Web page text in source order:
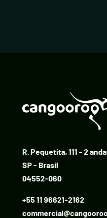
R. Pequetita, 111 - 2
SP - Brasil
04552-060
+55 11 96621-2162